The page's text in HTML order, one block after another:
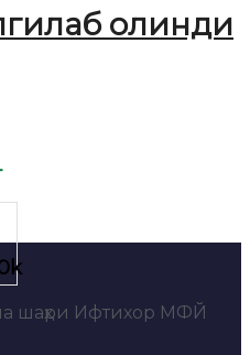
олинди
шаҳри Ифтихор МФЙ